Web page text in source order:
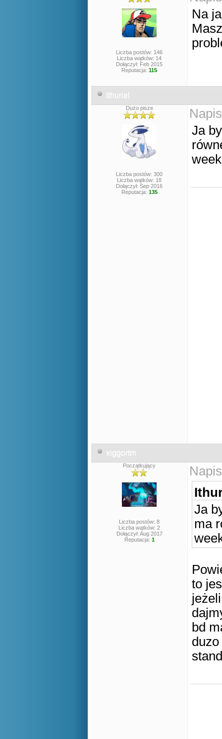
Liczba postów: 146
Liczba wątków: 14
Dołączył: Feb 2015
Reputacja: 115
Na
Ithuriel
Dużo pisze
Liczba postów: 300
Liczba wątków: 18
Dołączył: Sep 2016
Reputacja: 135
Ja
xiggortm
Początkujący
Liczba postów: 8
Liczba wątków: 2
Dołączył: Aug 2017
Reputacja: 1
Ja
ma
to
bd